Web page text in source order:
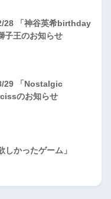
28 「神谷英希birthday
子王のお知らせ
29 「Nostalgic
のお知らせ
かったゲーム」